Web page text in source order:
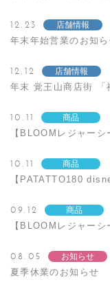
12.23 店舗情報
年末年始営業のお知
12.12 店舗情報
年末 覚王山商店街 「
10.11 商品
【BLOOMレジャー
10.11 商品
【PATATTO180
09.12 商品
【BLOOMレジャー
08.05 お知らせ
夏季休業のお知らせ